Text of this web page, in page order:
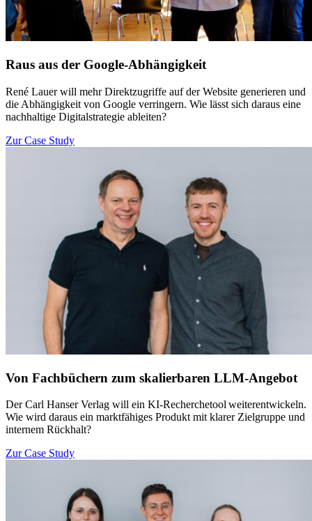
Raus aus der Google-Abhängigkeit
René Lauer will mehr Direktzugriffe auf der Website generieren und
die Abhängigkeit von Google verringern. Wie lässt sich daraus eine
nachhaltige Digitalstrategie ableiten?
Zur Case Study
Von Fachbüchern zum skalierbaren LLM-Angebot
Der Carl Hanser Verlag will ein KI-Recherchetool weiterentwickeln.
Wie wird daraus ein marktfähiges Produkt mit klarer Zielgruppe und
internem Rückhalt?
Zur Case Study